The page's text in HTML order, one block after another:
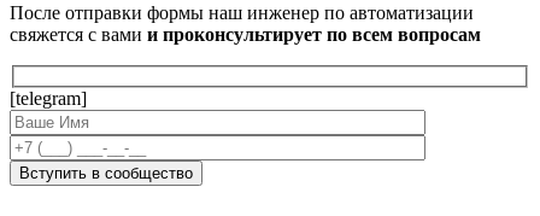
После отправки формы наш инженер по автоматизации
свяжется с вами и проконсультирует по всем вопросам
[telegram]